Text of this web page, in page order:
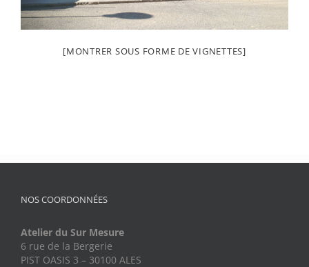
[MONTRER SOUS FORME DE VIGNETTES]
NOS COORDONNÉES
Atelier du Sur Mesure
6 rue de la Bergerie
PIST OASIS 3 – 30100 ALES